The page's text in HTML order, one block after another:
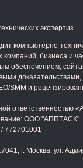
экспертиз
компьютерно-
компаний, бизнеса и
обеспечением,
доказательствами,
SMM и
ответственностью
ООО "АППТАСК"
/772701001
г. Москва, ул.